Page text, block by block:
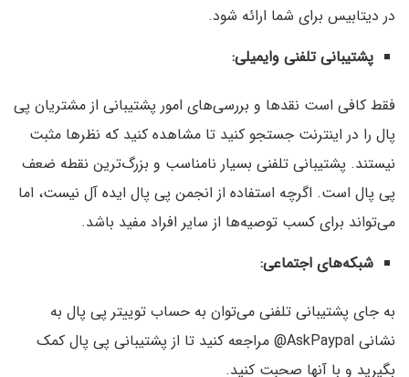
در دیتابیس برای شما ارائه شود.
پشتیبانی تلفنی و‌ایمیلی:
فقط کافی است نقدها و بررسی‌های امور پشتیبانی از مشتریان پی
پال را در‌ اینترنت جستجو کنید تا مشاهده کنید که نظرها مثبت
نیستند. پشتیبانی تلفنی بسیار نامناسب و بزرگ‌‌ترین نقطه ضعف
پی پال است. اگرچه استفاده از انجمن پی پال‌ ایده آل نیست، اما
می‌تواند برای کسب توصیه‌ها از سایر افراد مفید باشد.
شبکه‌های اجتماعی:
به جای پشتیبانی تلفنی می‌توان به حساب توییتر پی پال به
نشانی AskPaypal@ مراجعه کنید تا از پشتیبانی پی پال کمک
بگیرید و با آنها صحبت کنید.